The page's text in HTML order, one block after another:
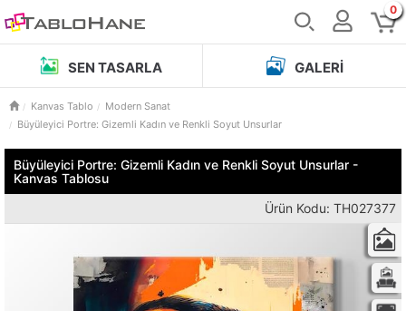
0
SEN TASARLA GALERI
Kanvas Tablo
Modern Sanat
Büyüleyici Portre: Gizemli Kadın ve Renkli Soyut Unsurlar
Büyüleyici Portre: Gizemli Kadın ve Renkli Soyut Unsurlar -
Kanvas Tablosu
Ürün Kodu: TH027377